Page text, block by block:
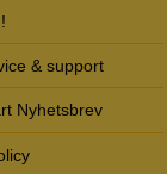
& support
Nyhetsbrev